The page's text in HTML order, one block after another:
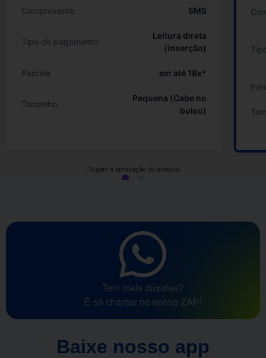
Comprovante SMS
Tipo de pagamento
Leitura direta
(inserção)
Parcela em até 18x*
Tamanho
Pequena (Cabe no
bolso)
*Sujeito a aprovação do emissor
Tem mais dúvidas?
É só chamar no nosso ZAP!
Baixe nosso app